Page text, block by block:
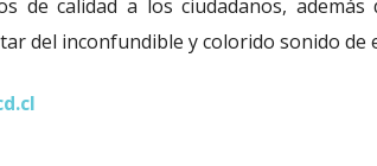
de calidad a los ciudadanos,
del inconfundible y colorido sonido de